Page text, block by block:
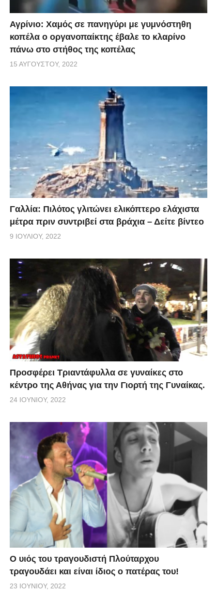
Αγρίνιο: Χαμός σε πανηγύρι με γυμνόστηθη
κοπέλα ο οργανοπαίκτης έβαλε το κλαρίνο
πάνω στο στήθος της κοπέλας
15 ΑΥΓΟΎΣΤΟΥ, 2022
Γαλλία: Πιλότος γλιτώνει ελικόπτερο ελάχιστα
μέτρα πριν συντριβεί στα βράχια – Δείτε βίντεο
9 ΙΟΥΛΊΟΥ, 2022
Προσφέρει Τριαντάφυλλα σε γυναίκες στο
κέντρο της Αθήνας για την Γιορτή της Γυναίκας.
24 ΙΟΥΝΊΟΥ, 2022
O υιός του τραγουδιστή Πλούταρχου
τραγουδάει και είναι ίδιος ο πατέρας του!
23 ΙΟΥΝΊΟΥ, 2022